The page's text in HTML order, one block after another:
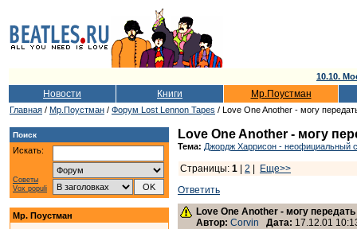
10.10.
Новости Книги Мр.Поустман
Главная / Мр.Поустман / Форум Lost Lennon Tapes / Love One Another - могу
Поиск
Искать:
Советы
Vox populi
Мр. Поустман
Love One Another - могу
Тема: Джордж Харрисон - неофициальный
Страницы: 1 2
Еще>>
Ответить
Love One Another - могу
Автор: Corvin Дата: 17.12.01